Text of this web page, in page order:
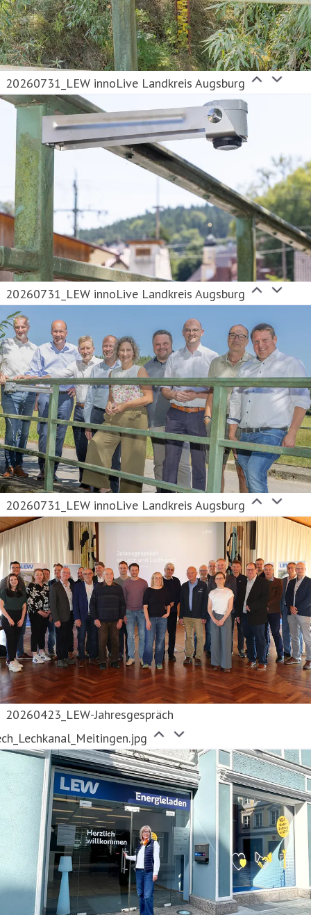
20260731_LEW innoLive Landkreis Augsburg
20260731_LEW innoLive Landkreis Augsburg
20260731_LEW innoLive Landkreis Augsburg
20260423_LEW-Jahresgespräch